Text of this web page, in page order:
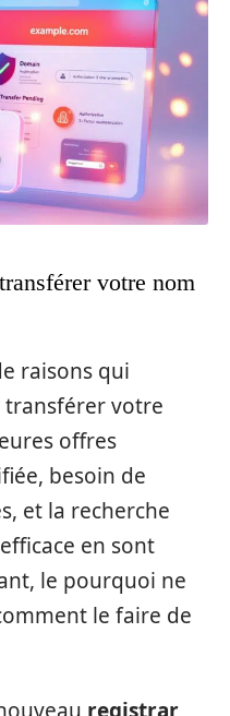
votre nom
raisons qui
transférer votre
offres
besoin de
et la recherche
en sont
le pourquoi ne
le faire de
registrar,